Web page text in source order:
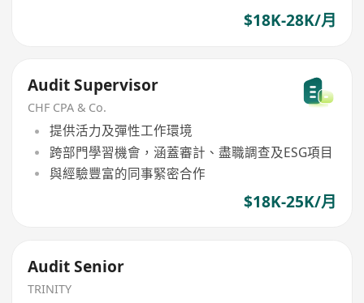
$18K-28K/月
Audit Supervisor
CHF CPA & Co.
提供活力及彈性工作環境
跨部門學習機會，涵蓋審計、盡職調查及ESG項目
與經驗豐富的同事緊密合作
$18K-25K/月
Audit Senior
TRINITY